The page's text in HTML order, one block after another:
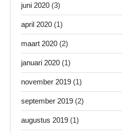
juni 2020(3)
april 2020(1)
maart 2020(2)
januari 2020(1)
november 2019(1)
september 2019(2)
augustus 2019(1)